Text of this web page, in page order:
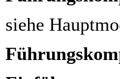
siehe